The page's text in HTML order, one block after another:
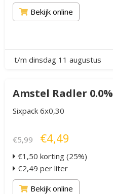
Bekijk online
t/m dinsdag 11 augustus
Amstel Radler 0.0%
Sixpack 6x0,30
€5,99 €4,49
€1,50 korting (25%)
€2,49 per liter
Bekijk online